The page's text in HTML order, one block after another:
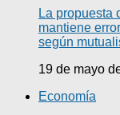
La propuesta
mantiene
según
19 de mayo
Economía